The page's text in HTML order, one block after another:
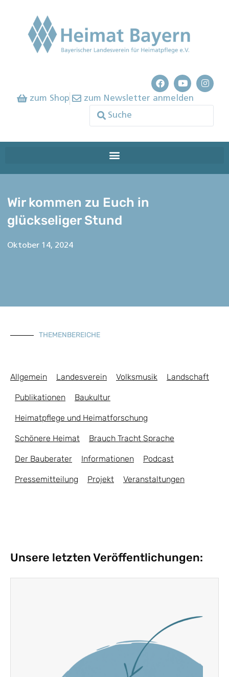
zum Shop zum Newsletter anmelden
Wir kommen zu Euch in
glückseliger Stund
Oktober 14, 2024
THEMENBEREICHE
Allgemein Landesverein Volksmusik Landschaft
Publikationen Baukultur
Heimatpflege und Heimatforschung
Schönere Heimat Brauch Tracht Sprache
Der Bauberater Informationen Podcast
Pressemitteilung Projekt Veranstaltungen
Unsere letzten Veröffentlichungen: